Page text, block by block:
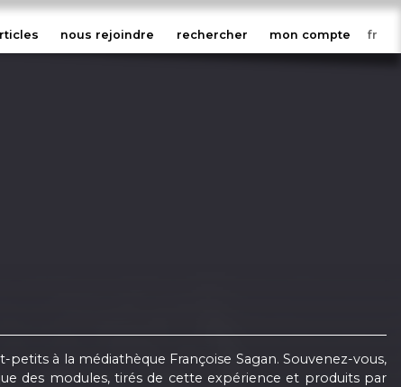
nous rejoindre rechercher mon compte
à la médiathèque Françoise Sagan. Souvenez-vous,
des modules, tirés de cette expérience et produits par